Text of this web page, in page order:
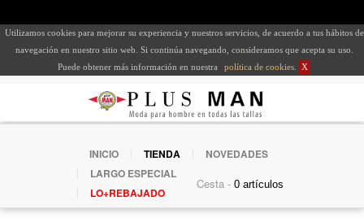
Utilizamos cookies para mejorar su experiencia y nuestros servicios, de acuerdo a tus hábitos de
navegación en nuestro sitio web. Si continúa navegando, consideramos que acepta su uso.
Puede obtener más información en nuestra
política de cookies X
INICIO TIENDA
NOVEDADES
LARGO ESPECIAL
LO+REBAJADO
Cesta -